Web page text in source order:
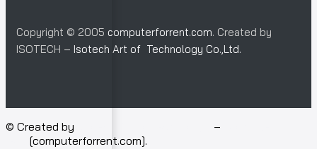
Copyright © 2005 computerforrent.com. Created by
ISOTECH – Isotech Art of Technology Co.,Ltd.
© Created by –
[computerforrent.com].